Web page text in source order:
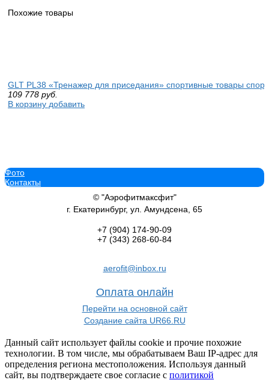
Похожие товары
GLT PL38 «Тренажер для приседания» спортивные товары
109 778 руб.
В корзину добавить
GLT PL25 «Разведение рук в стороны, сидя» тренажеры для
109 778 руб.
Гравитрон стек 100 кг BRONZE GYM PARTNER ML-823
Сгибание разгибание ног сидя Gymmaster EKF5A коммерческий
46 990 руб.
В корзину добавить
Фото
Контакты
© "Аэрофитмаксфит"
г. Екатеринбург, ул. Амундсена, 65
+7 (904) 174-90-09
+7 (343) 268-60-84
aerofit@inbox.ru
Оплата онлайн
Перейти на основной сайт
Создание сайта UR66.RU
Данный сайт использует файлы cookie и прочие похожие
технологии. В том числе, мы обрабатываем Ваш IP-адрес для
определения региона местоположения. Используя данный
сайт, вы подтверждаете свое согласие с политикой